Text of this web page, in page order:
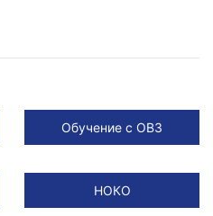
Обучение с ОВЗ
НОКО